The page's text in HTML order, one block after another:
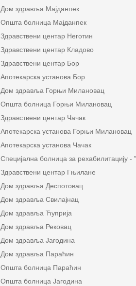
Дом здравља Мајданпек
Општа болница Мајданпек
Здравствени центар Неготин
Здравствени центар Кладово
Здравствени центар Бор
Апотекарска установа Бор
Дом здравља Горњи Милановац
Општа болница Горњи Милановац
Здравствени центар Чачак
Апотекарска установа Горњи Милановац
Апотекарска установа Чачак
Специјална болница за рехабилитацију
Здравствени центар Гњилане
Дом здравља Деспотовац
Дом здравља Свилајнац
Дом здравља Ћуприја
Дом здравља Рековац
Дом здравља Јагодина
Дом здравља Параћин
Општа болница Параћин
Општа болница Јагодина